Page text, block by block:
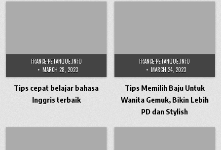
FRANCE-PETANQUE.INFO
MARCH 28, 2023
Tips cepat belajar bahasa
Inggris terbaik
FRANCE-PETANQUE.INFO
MARCH 24, 2023
Tips Memilih Baju Untuk
Wanita Gemuk, Bikin Lebih
PD dan Stylish